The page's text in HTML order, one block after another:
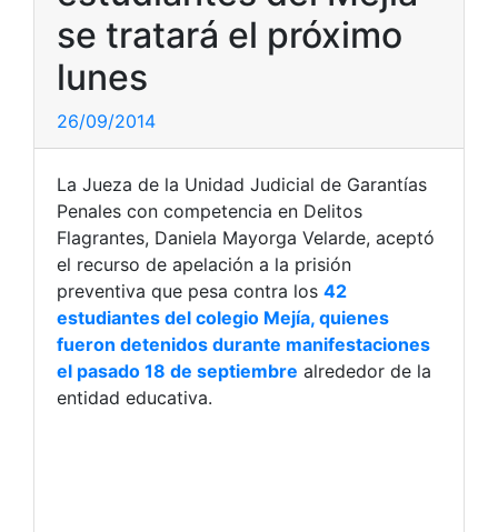
se tratará el próximo
lunes
26/09/2014
La Jueza de la Unidad Judicial de Garantías
Penales con competencia en Delitos
Flagrantes, Daniela Mayorga Velarde, aceptó
el recurso de apelación a la prisión
preventiva que pesa contra los 42
estudiantes del colegio Mejía, quienes
fueron detenidos durante manifestaciones
el pasado 18 de septiembre alrededor de la
entidad educativa.